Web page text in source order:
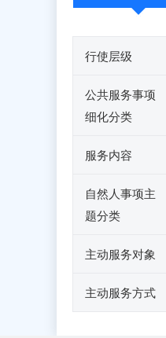
行使层级
公共服务事项
细化分类
服务内容
自然人事项主
题分类
主动服务对象
主动服务方式